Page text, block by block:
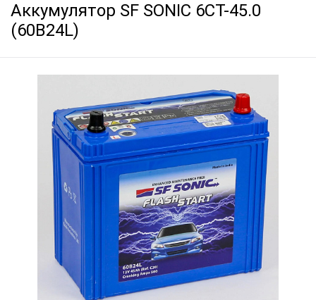
Аккумулятор SF SONIC 6СТ-45.0
(60B24L)